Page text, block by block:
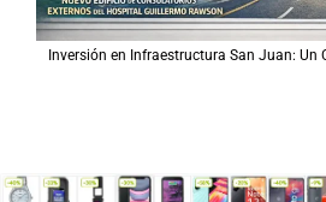
Inversión en Infraestructura San Juan: Un